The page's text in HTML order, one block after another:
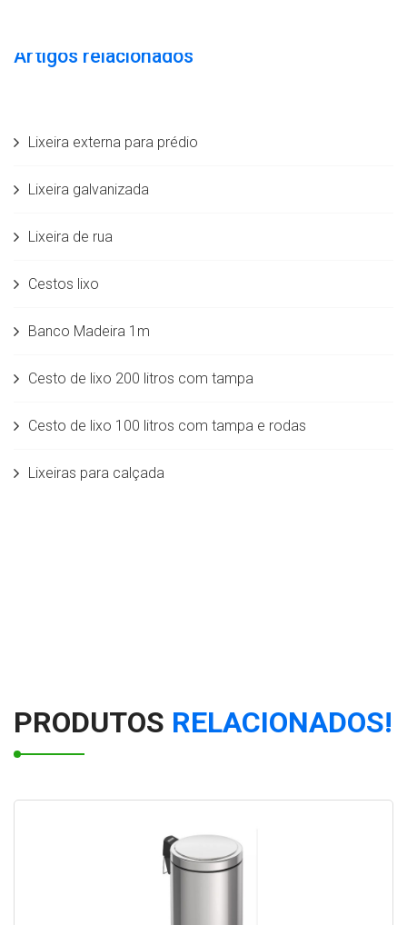
Artigos relacionados
Lixeira externa para prédio
Lixeira galvanizada
Lixeira de rua
Cestos lixo
Banco Madeira 1m
Cesto de lixo 200 litros com tampa
Cesto de lixo 100 litros com tampa e rodas
Lixeiras para calçada
PRODUTOS RELACIONADOS!